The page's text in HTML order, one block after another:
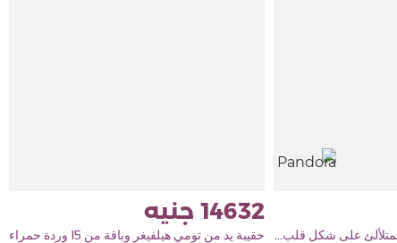
14632
حقيبة يد من تومي هيلفيغر وباقة من 15 وردة حمراء